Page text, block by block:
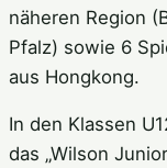
näheren Region
Pfalz) sowie 6
aus Hongkong.
In den Klassen
das „Wilson